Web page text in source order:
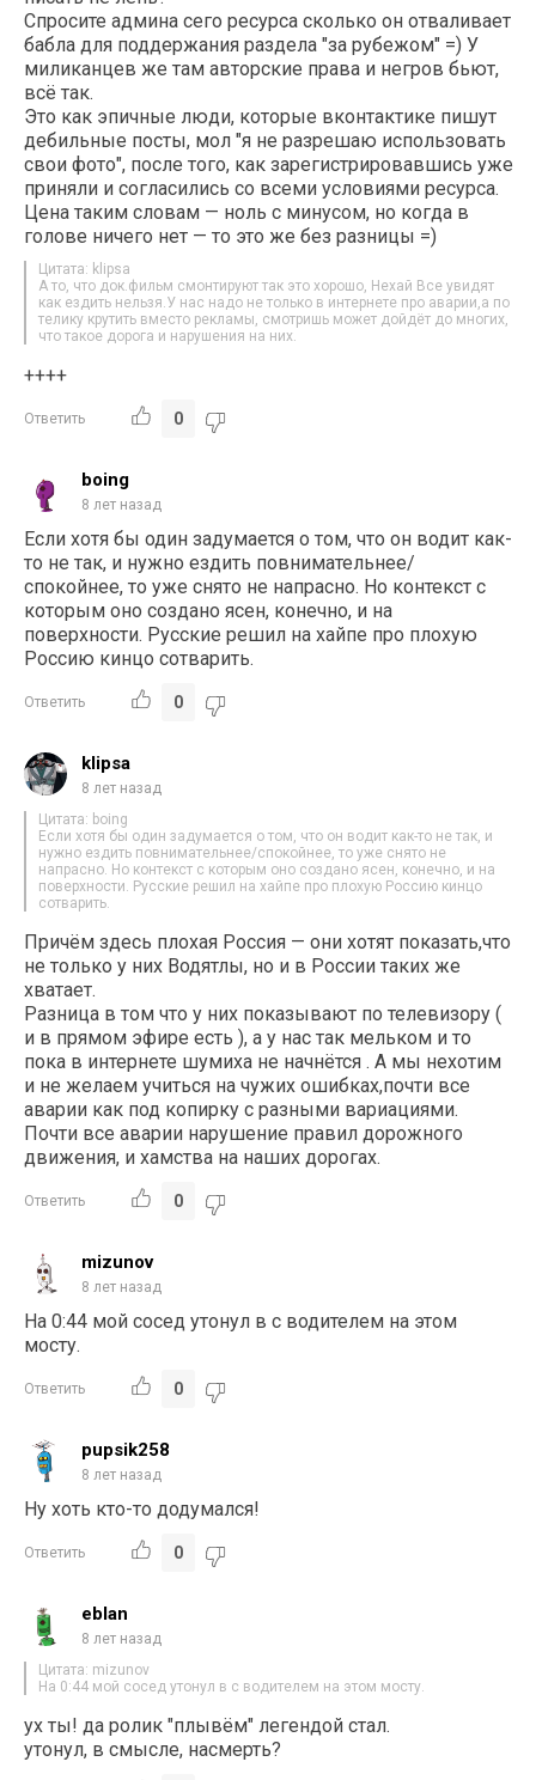
Спросите админа сего ресурса сколько он отваливает
бабла для поддержания раздела "за рубежом" =) У
миликанцев же там авторские права и негров бьют,
всё так.
Это как эпичные люди, которые вконтактике пишут
дебильные посты, мол "я не разрешаю использовать
свои фото", после того, как зарегистрировавшись уже
приняли и согласились со всеми условиями ресурса.
Цена таким словам — ноль с минусом, но когда в
голове ничего нет — то это же без разницы =)
Цитата: klipsa
А то, что док.фильм смонтируют так это хорошо, Нехай Все увидят
как ездить нельзя.У нас надо не только в интернете про аварии,а по
телику крутить вместо рекламы, смотришь может дойдёт до многих,
что такое дорога и нарушения на них.
++++
Ответить 0
boing
8 лет назад
Если хотя бы один задумается о том, что он водит как-
то не так, и нужно ездить повнимательнее/
спокойнее, то уже снято не напрасно. Но контекст с
которым оно создано ясен, конечно, и на
поверхности. Русские решил на хайпе про плохую
Россию кинцо сотварить.
Ответить 0
klipsa
8 лет назад
Цитата: boing
Если хотя бы один задумается о том, что он водит как-то не так, и
нужно ездить повнимательнее/спокойнее, то уже снято не
напрасно. Но контекст с которым оно создано ясен, конечно, и на
поверхности. Русские решил на хайпе про плохую Россию кинцо
сотварить.
Причём здесь плохая Россия — они хотят показать,что
не только у них Водятлы, но и в России таких же
хватает.
Разница в том что у них показывают по телевизору (
и в прямом эфире есть ), а у нас так мельком и то
пока в интернете шумиха не начнётся . А мы нехотим
и не желаем учиться на чужих ошибках,почти все
аварии как под копирку с разными вариациями.
Почти все аварии нарушение правил дорожного
движения, и хамства на наших дорогах.
Ответить 0
mizunov
8 лет назад
На 0:44 мой сосед утонул в с водителем на этом
мосту.
Ответить 0
pupsik258
8 лет назад
Ну хоть кто-то додумался!
Ответить 0
eblan
8 лет назад
Цитата: mizunov
На 0:44 мой сосед утонул в с водителем на этом мосту.
ух ты! да ролик "плывём" легендой стал.
утонул, в смысле, насмерть?